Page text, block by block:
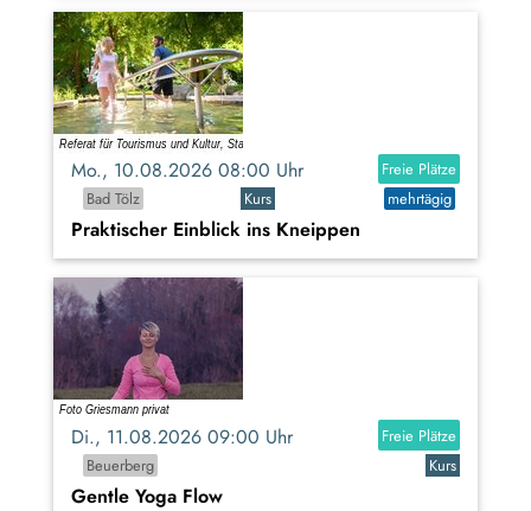
Mo., 10.08.2026 08:00 Uhr
Freie Plätze
Bad Tölz
Kurs mehrtägig
Praktischer Einblick ins Kneippen
Di., 11.08.2026 09:00 Uhr
Freie Plätze
Beuerberg
Kurs
Gentle Yoga Flow